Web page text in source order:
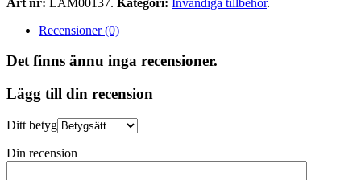
Recensioner (0)
Det finns ännu inga recensioner.
Lägg till din recension
Ditt betyg
Din recension